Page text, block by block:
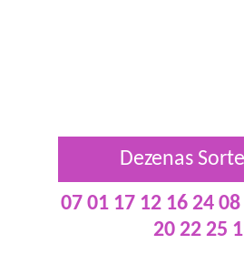
Dezenas
07 01 17 12 16 24
20 22 25